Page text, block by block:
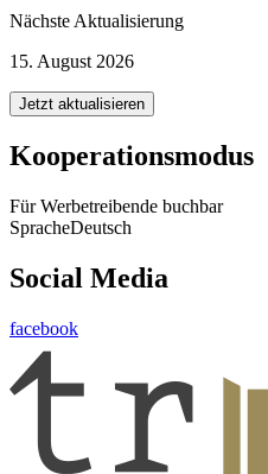
Nächste Aktualisierung
15. August 2026
Jetzt aktualisieren
Kooperationsmodus
Für Werbetreibende buchbar
SpracheDeutsch
Social Media
facebook